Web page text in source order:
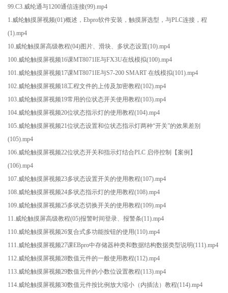
99.C3.威纶通与1200通信连接(99).mp4
1.威纶触摸屏视频(01)概述，Ebpro软件安装，触摸屏选型，与PLC连接，程
(1).mp4
10.威纶触摸屏高级教程(04)图片、滑块、多状态设置(10).mp4
100.威纶触摸屏视频16课MT8071IE与FX3U在线模拟(100).mp4
101.威纶触摸屏视频17课MT8071IE与S7-200 SMART 在线模拟(101).mp4
102.威纶触摸屏视频18工程文件的上传及加密教程(102).mp4
103.威纶触摸屏视频19常用的位状态开关使用教程(103).mp4
104.威纶触摸屏视频20位状态指示灯的使用教程(104).mp4
105.威纶触摸屏视频21位状态设置和位状态指示灯两种“开关”的效果差别
(105).mp4
106.威纶触摸屏视频22位状态开关和指示灯结合PLC 启停控制【案例】
(106).mp4
107.威纶触摸屏视频23多状态设置开关的使用教程(107).mp4
108.威纶触摸屏视频24多状态指示灯的使用教程(108).mp4
109.威纶触摸屏视频25多状态切换开关的使用教程(109).mp4
11.威纶触摸屏高级教程(05)报警时间登录、报警条(11).mp4
110.威纶触摸屏视频26复合式多功能按钮的使用(110).mp4
111.威纶触摸屏视频27课EBpro中存储器种类和数据结构数据类型说明(111).mp4
112.威纶触摸屏视频28数值元件的一般使用教程(112).mp4
113.威纶触摸屏视频29数值元件的小数位设置教程(113).mp4
114.威纶触摸屏视频30数值元件按比例放大缩小（内插法）教程(114).mp4